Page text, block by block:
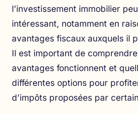
l’investissement immobilier
intéressant, notamment en
avantages fiscaux auxquels il
Il est important de
avantages fonctionnent et
différentes options pour
d’impôts proposées par